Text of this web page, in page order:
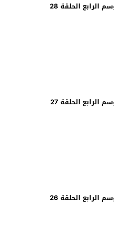
الحلقة 28
الحلقة 27
الحلقة 26